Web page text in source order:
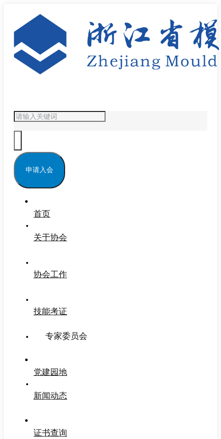
申请入会
首页
关于协会
协会工作
技能考证
专家委员会
党建园地
新闻动态
证书查询